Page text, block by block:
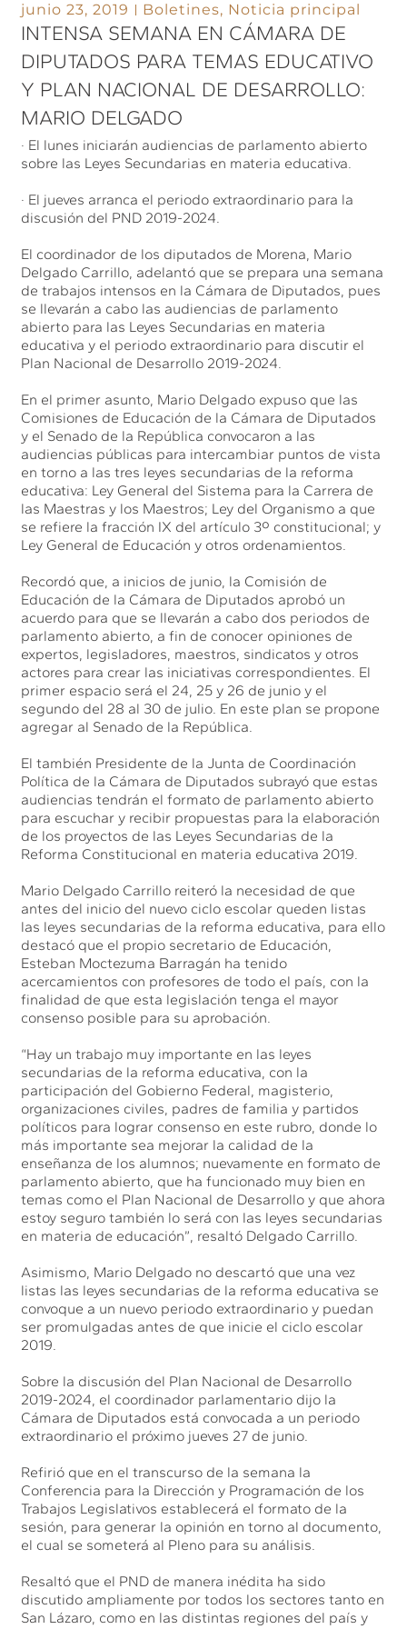
junio 23, 2019 Boletines, Noticia principal
INTENSA SEMANA EN CÁMARA DE
DIPUTADOS PARA TEMAS EDUCATIVO
Y PLAN NACIONAL DE DESARROLLO:
MARIO DELGADO
· El lunes iniciarán audiencias de parlamento abierto
sobre las Leyes Secundarias en materia educativa.
· El jueves arranca el periodo extraordinario para la
discusión del PND 2019-2024.
El coordinador de los diputados de Morena, Mario
Delgado Carrillo, adelantó que se prepara una semana
de trabajos intensos en la Cámara de Diputados, pues
se llevarán a cabo las audiencias de parlamento
abierto para las Leyes Secundarias en materia
educativa y el periodo extraordinario para discutir el
Plan Nacional de Desarrollo 2019-2024.
En el primer asunto, Mario Delgado expuso que las
Comisiones de Educación de la Cámara de Diputados
y el Senado de la República convocaron a las
audiencias públicas para intercambiar puntos de vista
en torno a las tres leyes secundarias de la reforma
educativa: Ley General del Sistema para la Carrera de
las Maestras y los Maestros; Ley del Organismo a que
se refiere la fracción IX del artículo 3º constitucional; y
Ley General de Educación y otros ordenamientos.
Recordó que, a inicios de junio, la Comisión de
Educación de la Cámara de Diputados aprobó un
acuerdo para que se llevarán a cabo dos periodos de
parlamento abierto, a fin de conocer opiniones de
expertos, legisladores, maestros, sindicatos y otros
actores para crear las iniciativas correspondientes. El
primer espacio será el 24, 25 y 26 de junio y el
segundo del 28 al 30 de julio. En este plan se propone
agregar al Senado de la República.
El también Presidente de la Junta de Coordinación
Política de la Cámara de Diputados subrayó que estas
audiencias tendrán el formato de parlamento abierto
para escuchar y recibir propuestas para la elaboración
de los proyectos de las Leyes Secundarias de la
Reforma Constitucional en materia educativa 2019.
Mario Delgado Carrillo reiteró la necesidad de que
antes del inicio del nuevo ciclo escolar queden listas
las leyes secundarias de la reforma educativa, para ello
destacó que el propio secretario de Educación,
Esteban Moctezuma Barragán ha tenido
acercamientos con profesores de todo el país, con la
finalidad de que esta legislación tenga el mayor
consenso posible para su aprobación.
“Hay un trabajo muy importante en las leyes
secundarias de la reforma educativa, con la
participación del Gobierno Federal, magisterio,
organizaciones civiles, padres de familia y partidos
políticos para lograr consenso en este rubro, donde lo
más importante sea mejorar la calidad de la
enseñanza de los alumnos; nuevamente en formato de
parlamento abierto, que ha funcionado muy bien en
temas como el Plan Nacional de Desarrollo y que ahora
estoy seguro también lo será con las leyes secundarias
en materia de educación”, resaltó Delgado Carrillo.
Asimismo, Mario Delgado no descartó que una vez
listas las leyes secundarias de la reforma educativa se
convoque a un nuevo periodo extraordinario y puedan
ser promulgadas antes de que inicie el ciclo escolar
2019.
Sobre la discusión del Plan Nacional de Desarrollo
2019-2024, el coordinador parlamentario dijo la
Cámara de Diputados está convocada a un periodo
extraordinario el próximo jueves 27 de junio.
Refirió que en el transcurso de la semana la
Conferencia para la Dirección y Programación de los
Trabajos Legislativos establecerá el formato de la
sesión, para generar la opinión en torno al documento,
el cual se someterá al Pleno para su análisis.
Resaltó que el PND de manera inédita ha sido
discutido ampliamente por todos los sectores tanto en
San Lázaro, como en las distintas regiones del país y